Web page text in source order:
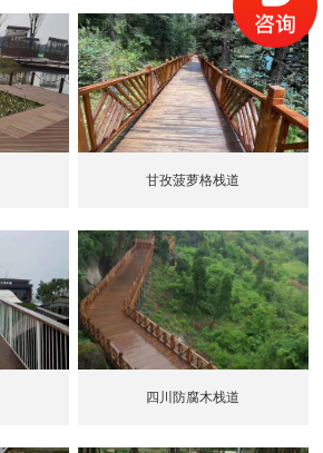
甘孜菠萝格栈道
四川防腐木栈道